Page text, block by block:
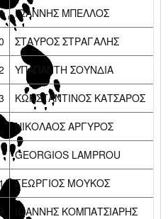
ΙΩΑΝΝΗΣ ΜΠΕΛΛΟΣ
ΣΤΑΥΡΟΣ ΣΤΡΑΓΑΛΗΣ
ΥΠΑΠΑΝΤΗ ΣΟΥΝΔΙΑ
ΚΩΝΣΤΑΝΤΙΝΟΣ ΚΑΤΣΑΡΟΣ
ΝΙΚΟΛΑΟΣ ΑΡΓΥΡΟΣ
GEORGIOS LAMPROU
ΓΕΩΡΓΙΟΣ ΜΟΥΚΟΣ
ΙΩΑΝΝΗΣ ΚΟΜΠΑΤΣΙΑΡΗΣ